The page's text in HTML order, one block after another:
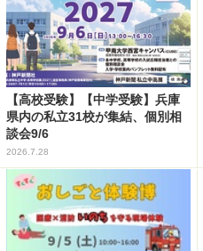
【高校受験】【中学受験】兵庫
県内の私立31校が集結、個別相
談会9/6
2026.7.28